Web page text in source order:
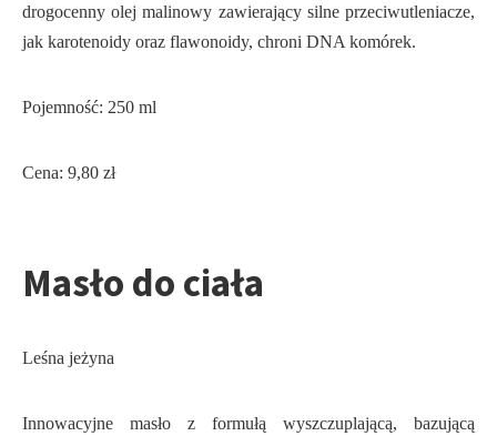
drogocenny olej malinowy zawierający silne przeciwutleniacze,
jak karotenoidy oraz flawonoidy, chroni DNA komórek.
Pojemność: 250 ml
Cena: 9,80 zł
Masło do ciała
Leśna jeżyna
Innowacyjne masło z formułą wyszczuplającą, bazującą